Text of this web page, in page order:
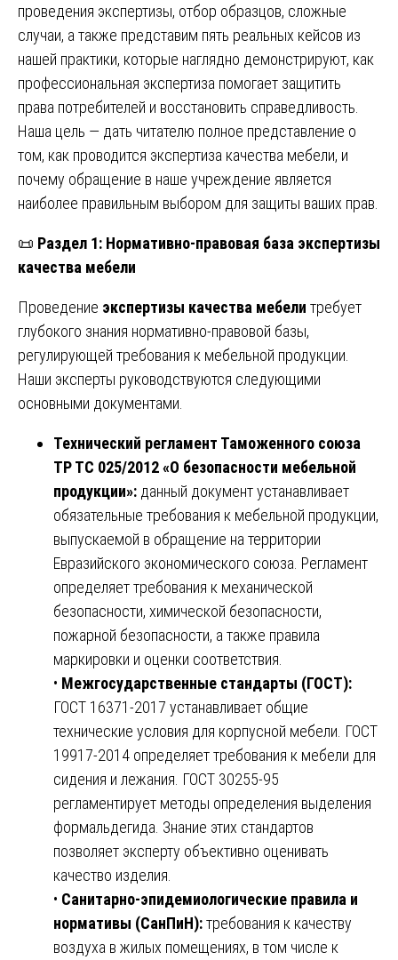
проведения экспертизы, отбор образцов, сложные
случаи, а также представим пять реальных кейсов из
нашей практики, которые наглядно демонстрируют, как
профессиональная экспертиза помогает защитить
права потребителей и восстановить справедливость.
Наша цель — дать читателю полное представление о
том, как проводится экспертиза качества мебели, и
почему обращение в наше учреждение является
наиболее правильным выбором для защиты ваших прав.
📜 Раздел 1: Нормативно-правовая база экспертизы
качества мебели
Проведение экспертизы качества мебели требует
глубокого знания нормативно-правовой базы,
регулирующей требования к мебельной продукции.
Наши эксперты руководствуются следующими
основными документами.
Технический регламент Таможенного союза
ТР ТС 025/2012 «О безопасности мебельной
продукции»: данный документ устанавливает
обязательные требования к мебельной продукции,
выпускаемой в обращение на территории
Евразийского экономического союза. Регламент
определяет требования к механической
безопасности, химической безопасности,
пожарной безопасности, а также правила
маркировки и оценки соответствия.
• Межгосударственные стандарты (ГОСТ):
ГОСТ 16371-2017 устанавливает общие
технические условия для корпусной мебели. ГОСТ
19917-2014 определяет требования к мебели для
сидения и лежания. ГОСТ 30255-95
регламентирует методы определения выделения
формальдегида. Знание этих стандартов
позволяет эксперту объективно оценивать
качество изделия.
• Санитарно-эпидемиологические правила и
нормативы (СанПиН):требования к качеству
воздуха в жилых помещениях, в том числе к